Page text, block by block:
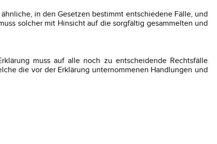
in den Gesetzen bestimmt entschiedene Fälle, und
solcher mit Hinsicht auf die sorgfältig gesammelten und
muss auf alle noch zu entscheidende Rechtsfälle
die vor der Erklärung unternommenen Handlungen und